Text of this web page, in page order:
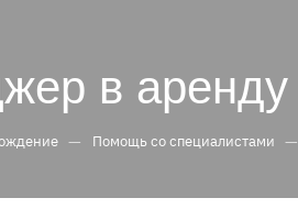
в аренду
— Помощь со специалистами —